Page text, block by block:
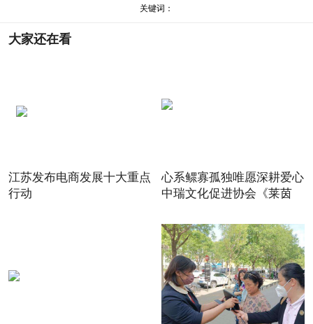
关键词：
大家还在看
江苏发布电商发展十大重点
行动
心系鳏寡孤独唯愿深耕爱心
中瑞文化促进协会《莱茵